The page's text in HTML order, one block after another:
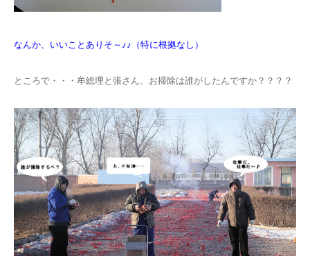
なんか、いいことありそ～♪♪（特に根拠なし）
ところで・・・牟総理と張さん、お掃除は誰がしたんですか？？？？